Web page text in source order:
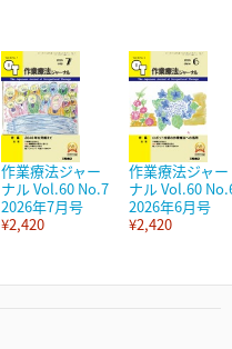
作業療法ジャー
ナル Vol.60 No.7
2026年7月号
¥2,420
作業療法ジャー
ナル Vol.60
2026年6月号
¥2,420